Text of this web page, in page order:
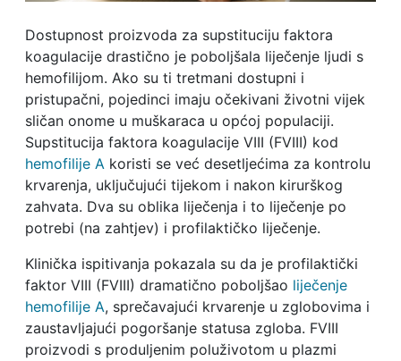
Dostupnost proizvoda za supstituciju faktora
koagulacije drastično je poboljšala liječenje ljudi s
hemofilijom. Ako su ti tretmani dostupni i
pristupačni, pojedinci imaju očekivani životni vijek
sličan onome u muškaraca u općoj populaciji.
Supstitucija faktora koagulacije VIII (FVIII) kod
hemofilije Akoristi se već desetljećima za kontrolu
krvarenja, uključujući tijekom i nakon kirurškog
zahvata. Dva su oblika liječenja i to liječenje po
potrebi (na zahtjev) i profilaktičko liječenje.
Klinička ispitivanja pokazala su da je profilaktički
faktor VIII (FVIII) dramatično poboljšao liječenje
hemofilije A, sprečavajući krvarenje u zglobovima i
zaustavljajući pogoršanje statusa zgloba. FVIII
proizvodi s produljenim poluživotom u plazmi